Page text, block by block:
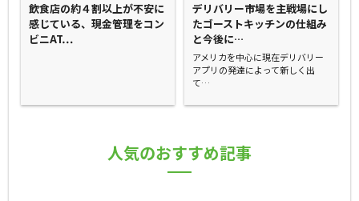
飲食店の約４割以上が不安に
感じている、現金管理をコン
ビニAT…
デリバリー市場を主戦場にし
たゴーストキッチンの仕組み
と今後に…
アメリカを中心に現在デリバリー
アプリの発達によって新しく出
て…
人気のおすすめ記事